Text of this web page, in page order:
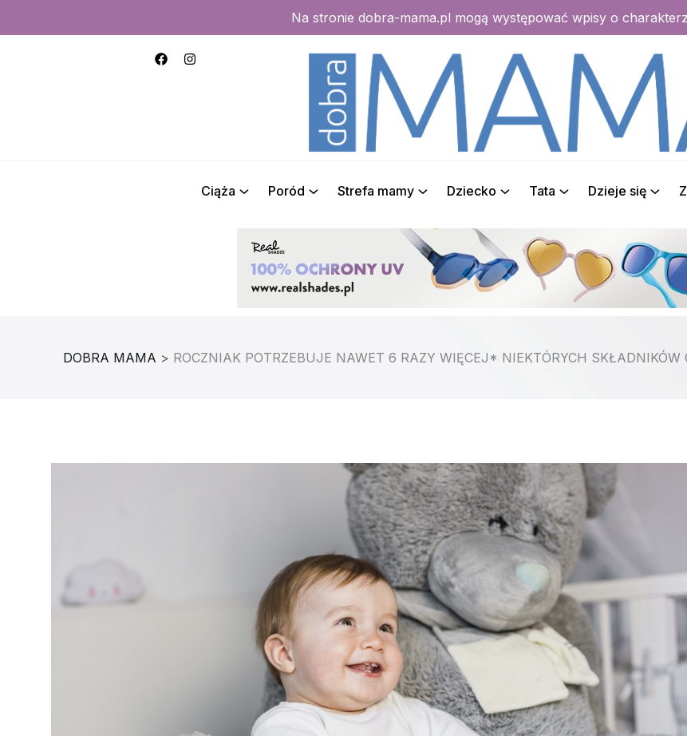
Na stronie dobra-mama.pl mogą występować wpisy o
Ciąża Poród Strefa mamy Dziecko Tata Dzieje się
DOBRA MAMA > ROCZNIAK POTRZEBUJE NAWET 6 RAZY WIĘCEJ* NIEKTÓRYCH